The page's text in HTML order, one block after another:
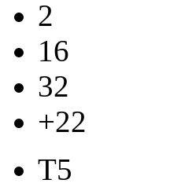
2
16
32
+22
T5